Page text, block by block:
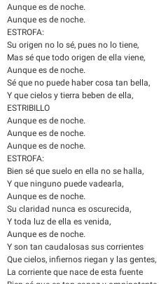
Aunque es de noche.
Aunque es de noche.
ESTROFA:
Su origen no lo sé, pues no lo tiene,
Mas sé que todo origen de ella viene,
Aunque es de noche.
Sé que no puede haber cosa tan bella,
Y que cielos y tierra beben de ella,
ESTRIBILLO
Aunque es de noche.
Aunque es de noche.
Aunque es de noche.
ESTROFA:
Bien sé que suelo en ella no se halla,
Y que ninguno puede vadearla,
Aunque es de noche.
Su claridad nunca es oscurecida,
Y toda luz de ella es venida,
Aunque es de noche.
Y son tan caudalosas sus corrientes
Que cielos, infiernos riegan y las gentes,
La corriente que nace de esta fuente